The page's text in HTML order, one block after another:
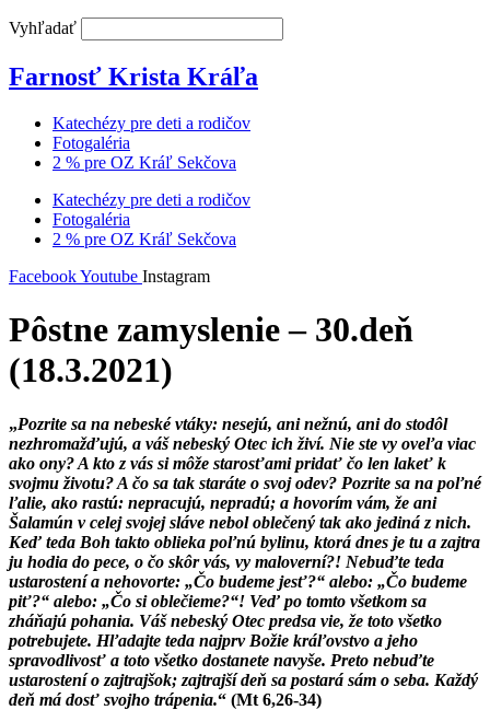
Vyhľadať
Farnosť Krista Kráľa
Katechézy pre deti a rodičov
Fotogaléria
2 % pre OZ Kráľ Sekčova
Katechézy pre deti a rodičov
Fotogaléria
2 % pre OZ Kráľ Sekčova
FacebookYoutube Instagram
Pôstne zamyslenie – 30.deň
(18.3.2021)
„Pozrite sa na nebeské vtáky: nesejú, ani nežnú, ani do stodôl
nezhromažďujú, a váš nebeský Otec ich živí. Nie ste vy oveľa viac
ako ony? A kto z vás si môže starosťami pridať čo len lakeť k
svojmu životu? A čo sa tak staráte o svoj odev? Pozrite sa na poľné
ľalie, ako rastú: nepracujú, nepradú; a hovorím vám, že ani
Šalamún v celej svojej sláve nebol oblečený tak ako jediná z nich.
Keď teda Boh takto oblieka poľnú bylinu, ktorá dnes je tu a zajtra
ju hodia do pece, o čo skôr vás, vy maloverní?! Nebuďte teda
ustarostení a nehovorte: „Čo budeme jesť?“ alebo: „Čo budeme
piť?“ alebo: „Čo si oblečieme?“! Veď po tomto všetkom sa
zháňajú pohania. Váš nebeský Otec predsa vie, že toto všetko
potrebujete. Hľadajte teda najprv Božie kráľovstvo a jeho
spravodlivosť a toto všetko dostanete navyše. Preto nebuďte
ustarostení o zajtrajšok; zajtrajší deň sa postará sám o seba. Každý
deň má dosť svojho trápenia.“ (Mt 6,26-34)